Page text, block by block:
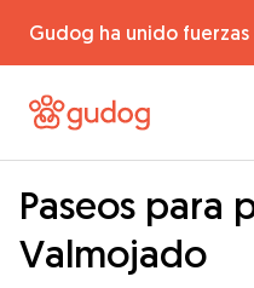
Gudog ha unido fuerzas
Paseos para
Valmojado